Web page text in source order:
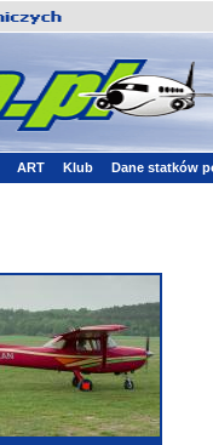
ART Klub Dane statków